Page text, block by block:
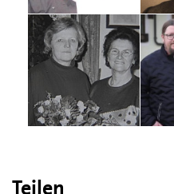
Teilen